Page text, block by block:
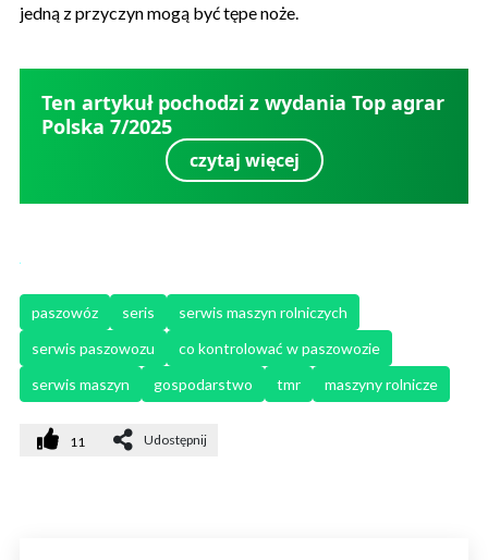
jedną z przyczyn mogą być tępe noże.
Ten artykuł pochodzi z wydania Top agrar
Polska 7/2025
czytaj więcej
paszowóz seris
serwis maszyn rolniczych
serwis paszowozu
co kontrolować w paszowozie
serwis maszyn
gospodarstwo tmr maszyny rolnicze
11 Udostępnij